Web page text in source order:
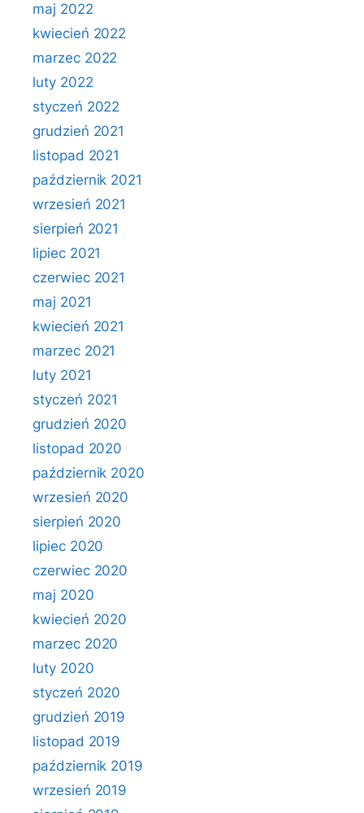
maj 2022
kwiecień 2022
marzec 2022
luty 2022
styczeń 2022
grudzień 2021
listopad 2021
październik 2021
wrzesień 2021
sierpień 2021
lipiec 2021
czerwiec 2021
maj 2021
kwiecień 2021
marzec 2021
luty 2021
styczeń 2021
grudzień 2020
listopad 2020
październik 2020
wrzesień 2020
sierpień 2020
lipiec 2020
czerwiec 2020
maj 2020
kwiecień 2020
marzec 2020
luty 2020
styczeń 2020
grudzień 2019
listopad 2019
październik 2019
wrzesień 2019